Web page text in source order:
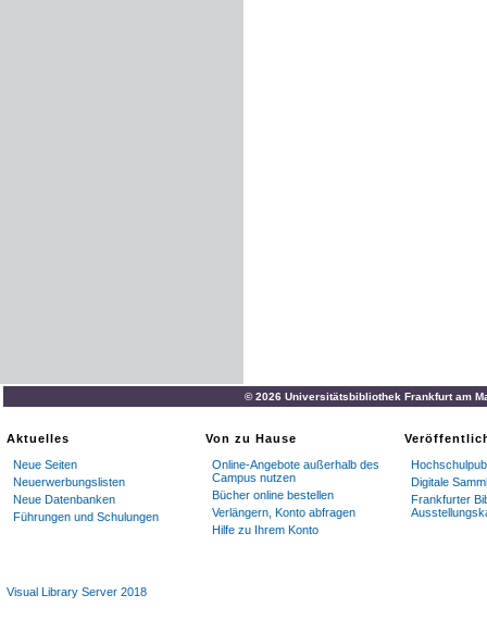
© 2026 Universitätsbibliothek Frankfurt am
Aktuelles
Neue Seiten
Neuerwerbungslisten
Neue Datenbanken
Führungen und Schulungen
Von zu Hause
Online-Angebote außerhalb des
Campus nutzen
Bücher online bestellen
Verlängern, Konto abfragen
Hilfe zu Ihrem Konto
Digitale
Frankfurter
Visual Library Server 2018